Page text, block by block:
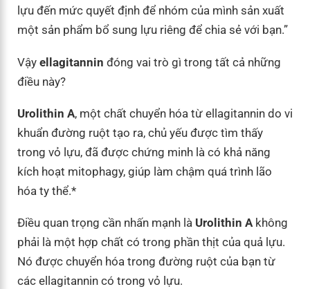
lựu đến mức quyết định để nhóm của mình sản xuất
một sản phẩm bổ sung lựu riêng để chia sẻ với bạn.”
Vậy ellagitannin đóng vai trò gì trong tất cả những
điều này?
Urolithin A, một chất chuyển hóa từ ellagitannin do vi
khuẩn đường ruột tạo ra, chủ yếu được tìm thấy
trong vỏ lựu, đã được chứng minh là có khả năng
kích hoạt mitophagy, giúp làm chậm quá trình lão
hóa ty thể.*
Điều quan trọng cần nhấn mạnh là Urolithin Akhông
phải là một hợp chất có trong phần thịt của quả lựu.
Nó được chuyển hóa trong đường ruột của bạn từ
các ellagitannin có trong vỏ lựu.